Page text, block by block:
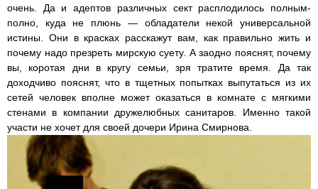
очень. Да и адептов различных сект расплодилось полным-
полно, куда не плюнь — обладатели некой универсальной
истины. Они в красках расскажут вам, как правильно жить и
почему надо презреть мирскую суету. А заодно пояснят, почему
вы, коротая дни в кругу семьи, зря тратите время. Да так
доходчиво пояснят, что в тщетных попытках выпутаться из их
сетей человек вполне может оказаться в комнате с мягкими
стенами в компании дружелюбных санитаров. Именно такой
участи не хочет для своей дочери Ирина Смирнова.